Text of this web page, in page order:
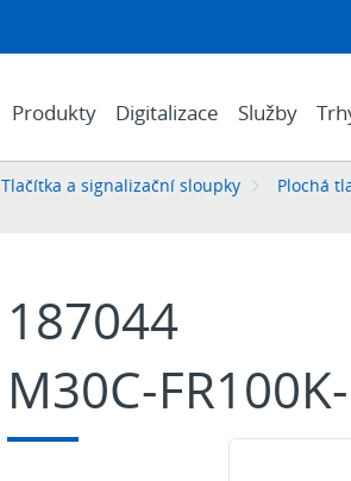
Produkty Digitalizace Služby
Tlačítka a signalizační sloupky
Plochá
187044
M30C-